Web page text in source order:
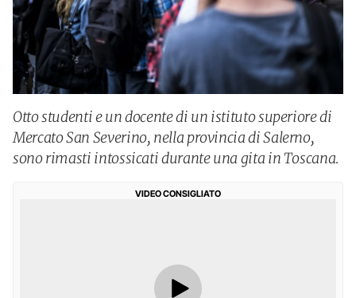
Otto studenti e un docente di un istituto superiore di
Mercato San Severino, nella provincia di Salerno,
sono rimasti intossicati durante una gita in Toscana.
VIDEO CONSIGLIATO